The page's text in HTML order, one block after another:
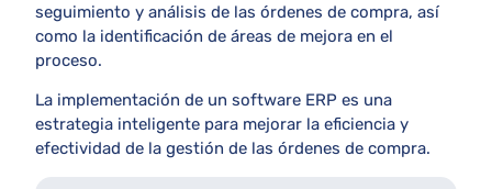
seguimiento y análisis de las órdenes de compra, así
como la identificación de áreas de mejora en el
proceso.
La implementación de un software ERP es una
estrategia inteligente para mejorar la eficiencia y
efectividad de la gestión de las órdenes de compra.